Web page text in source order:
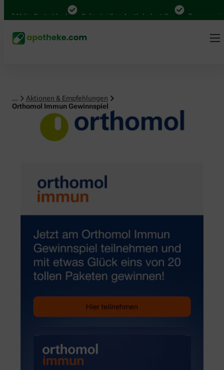
in Deutschland Online bei Ihrer Apotheke bestellen Bequem
...
Aktionen & Empfehlungen
Orthomol Immun Gewinnspiel